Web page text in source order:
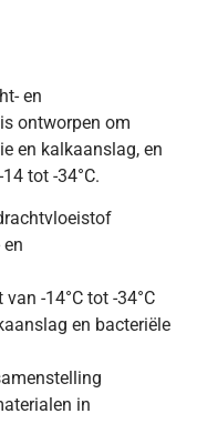
en
ontworpen om
en kalkaanslag, en
tot -34°C.
-14°C tot -34°C
en bacteriële
in